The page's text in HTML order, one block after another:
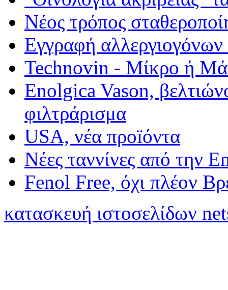
Νέος τρόπος
Εγγραφή αλλεργιογόνων
Technovin - Μίκρο ή
Enolgica Vason,
φιλτράρισμα
USA, νέα προïόντα
Νέες ταννίνες από την
Fenol Free, όχι πλέον
κατασκευή ιστοσελίδων